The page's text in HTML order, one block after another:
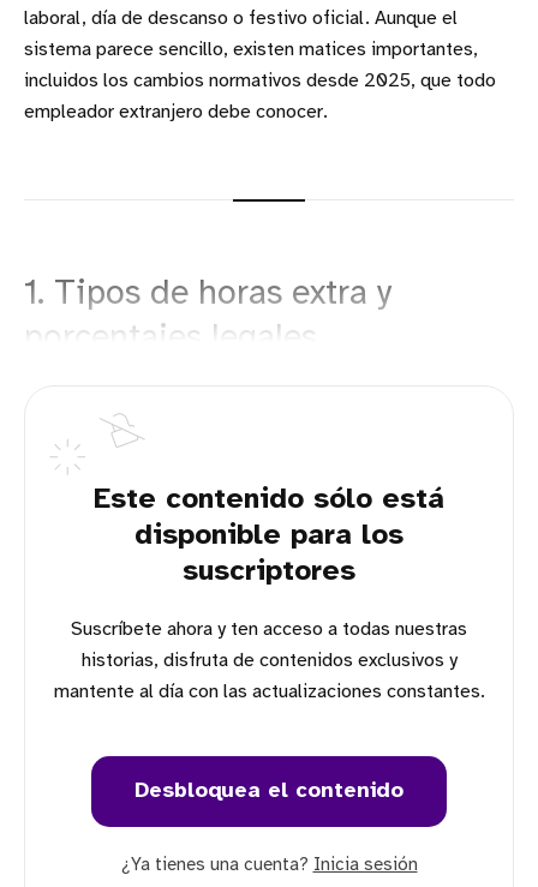
laboral, día de descanso o festivo oficial. Aunque el
sistema parece sencillo, existen matices importantes,
incluidos los cambios normativos desde 2025, que todo
empleador extranjero debe conocer.
1. Tipos de horas extra y
porcentajes legales
Este contenido sólo está
disponible para los
suscriptores
Suscríbete ahora y ten acceso a todas nuestras
historias, disfruta de contenidos exclusivos y
mantente al día con las actualizaciones constantes.
Desbloquea el contenido
¿Ya tienes una cuenta? Inicia sesión